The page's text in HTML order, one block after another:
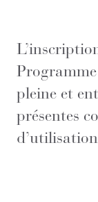
pleine et
présentes